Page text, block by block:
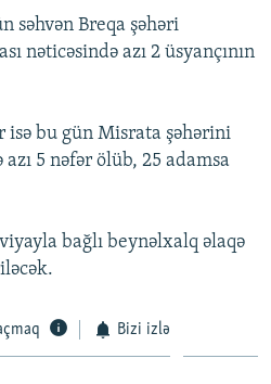
səhvən Breqa şəhəri
nəticəsində azı 2 üsyançının
isə bu gün Misrata şəhərini
5 nəfər ölüb, 25 adamsa
bağlı beynəlxalq əlaqə
Bizi izlə